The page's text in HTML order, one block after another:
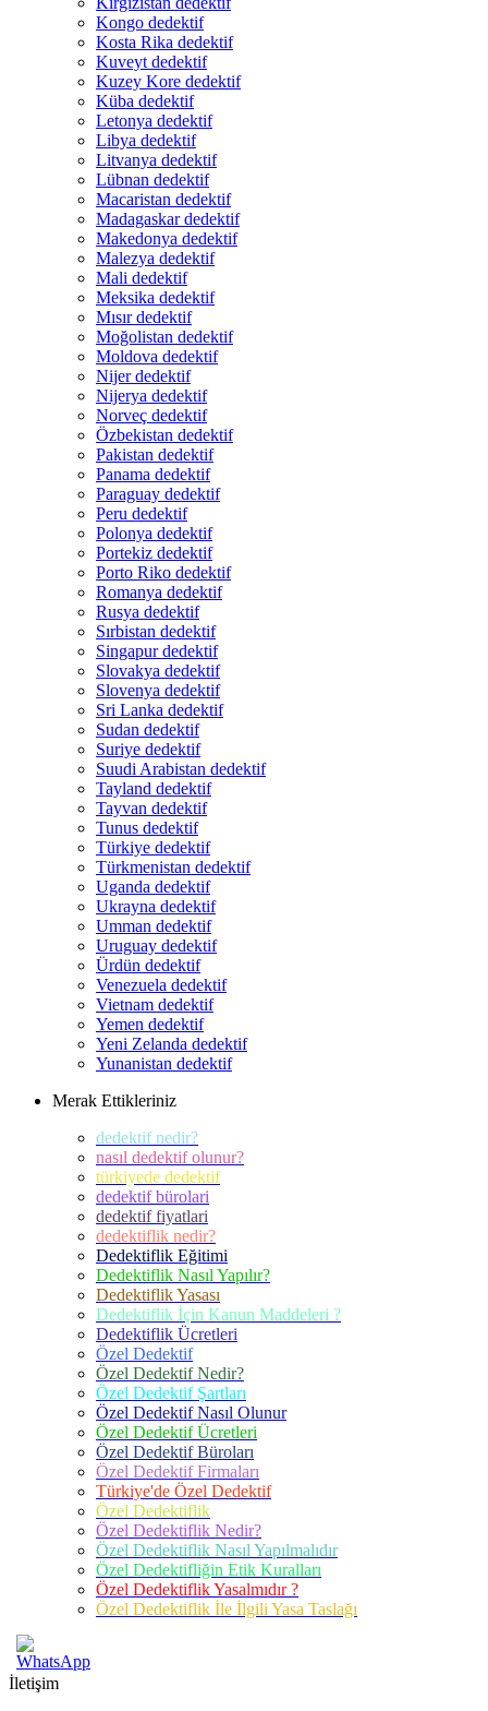
Kongo dedektif
Kosta Rika dedektif
Kuveyt dedektif
Kuzey Kore dedektif
Küba dedektif
Letonya dedektif
Libya dedektif
Litvanya dedektif
Lübnan dedektif
Macaristan dedektif
Madagaskar dedektif
Makedonya dedektif
Malezya dedektif
Mali dedektif
Meksika dedektif
Mısır dedektif
Moğolistan dedektif
Moldova dedektif
Nijer dedektif
Nijerya dedektif
Norveç dedektif
Özbekistan dedektif
Pakistan dedektif
Panama dedektif
Paraguay dedektif
Peru dedektif
Polonya dedektif
Portekiz dedektif
Porto Riko dedektif
Romanya dedektif
Rusya dedektif
Sırbistan dedektif
Singapur dedektif
Slovakya dedektif
Slovenya dedektif
Sri Lanka dedektif
Sudan dedektif
Suriye dedektif
Suudi Arabistan dedektif
Tayland dedektif
Tayvan dedektif
Tunus dedektif
Türkiye dedektif
Türkmenistan dedektif
Uganda dedektif
Ukrayna dedektif
Umman dedektif
Uruguay dedektif
Ürdün dedektif
Venezuela dedektif
Vietnam dedektif
Yemen dedektif
Yeni Zelanda dedektif
Yunanistan dedektif
Merak Ettikleriniz
dedektif nedir?
nasıl dedektif olunur?
türkiyede dedektif
dedektif bürolari
dedektif fiyatlari
dedektiflik nedir?
Dedektiflik Eğitimi
Dedektiflik Nasıl Yapılır?
Dedektiflik Yasası
Dedektiflik İçin Kanun Maddeleri ?
Dedektiflik Ücretleri
Özel Dedektif
Özel Dedektif Nedir?
Özel Dedektif Şartları
Özel Dedektif Nasıl Olunur
Özel Dedektif Ücretleri
Özel Dedektif Büroları
Özel Dedektif Firmaları
Türkiye'de Özel Dedektif
Özel Dedektiflik
Özel Dedektiflik Nedir?
Özel Dedektiflik Nasıl Yapılmalıdır
Özel Dedektifliğin Etik Kuralları
Özel Dedektiflik Yasalmıdır ?
Özel Dedektiflik İle İlgili Yasa Taslağı
İletişim